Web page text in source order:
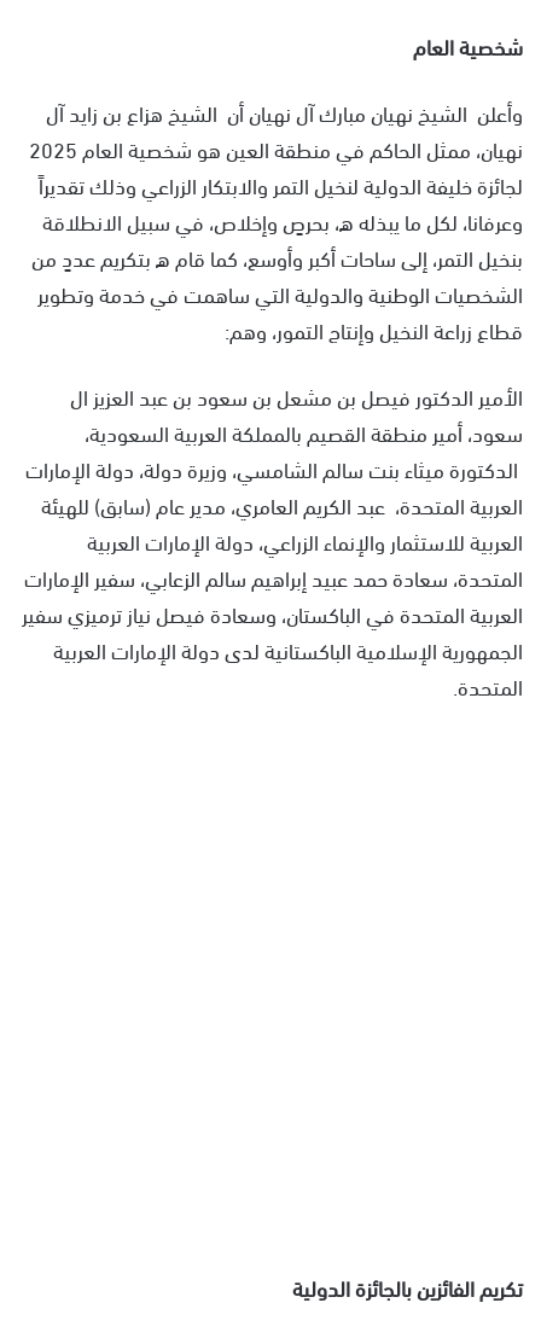
شخصية العام
وأعلن الشيخ نهيان مبارك آل نهيان أن الشيخ هزاع بن زايد آل
نهيان، ممثل الحاكم في منطقة العين هو شخصية العام 2025
لجائزة خليفة الدولية لنخيل التمر والابتكار الزراعي وذلك تقديراً
وعرفانا، لكل ما يبذله ه، بحرصٍ وإخلاص، في سبيل الانطلاقة
بنخيل التمر، إلى ساحات أكبر وأوسع، كما قام ه بتكريم عددٍ من
الشخصيات الوطنية والدولية التي ساهمت في خدمة وتطوير
قطاع زراعة النخيل وإنتاج التمور، وهم:
الأمير الدكتور فيصل بن مشعل بن سعود بن عبد العزيز ال
سعود، أمير منطقة القصيم بالمملكة العربية السعودية،
الدكتورة ميثاء بنت سالم الشامسي، وزيرة دولة، دولة الإمارات
العربية المتحدة، عبد الكريم العامري، مدير عام (سابق) للهيئة
العربية للاستثمار والإنماء الزراعي، دولة الإمارات العربية
المتحدة، سعادة حمد عبيد إبراهيم سالم الزعابي، سفير الإمارات
العربية المتحدة في الباكستان، وسعادة فيصل نياز ترميزي سفير
الجمهورية الإسلامية الباكستانية لدى دولة الإمارات العربية
المتحدة.
تكريم الفائزين بالجائزة الدولية